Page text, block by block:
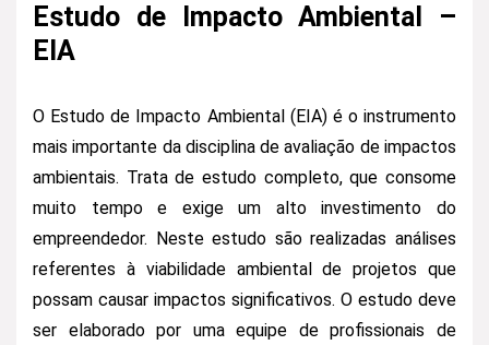
Estudo de Impacto Ambiental –
EIA
O Estudo de Impacto Ambiental (EIA) é o instrumento
mais importante da disciplina de avaliação de impactos
ambientais. Trata de estudo completo, que consome
muito tempo e exige um alto investimento do
empreendedor. Neste estudo são realizadas análises
referentes à viabilidade ambiental de projetos que
possam causar impactos significativos. O estudo deve
ser elaborado por uma equipe de profissionais de